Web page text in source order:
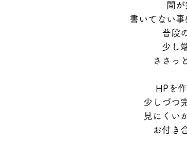
間
書いてない
普段
少し
ささっ
HPを
少しづつ
見にくい
お付き